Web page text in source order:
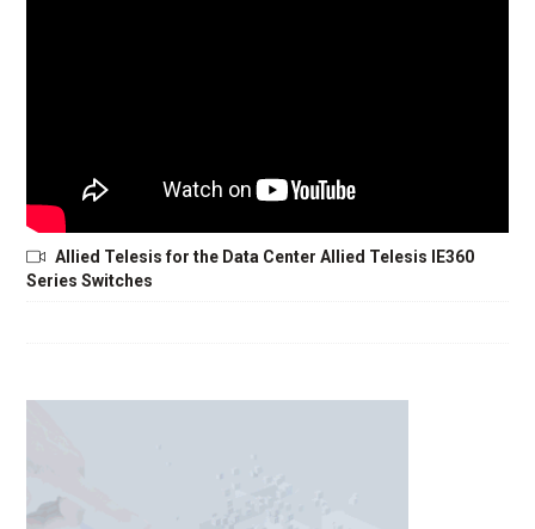
Allied Telesis for the Data Center Allied Telesis IE360
Series Switches